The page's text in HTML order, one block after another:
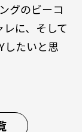
グのビーコ
に、そして
したいと思